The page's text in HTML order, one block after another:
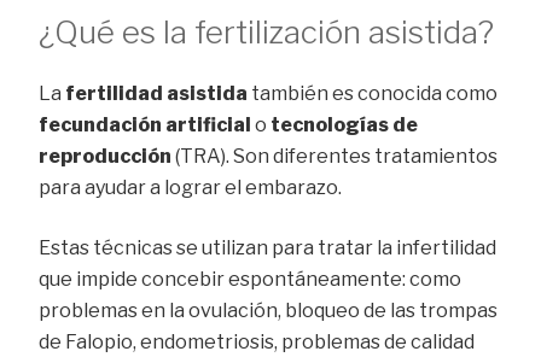
¿Qué es la fertilización asistida?
La fertilidad asistida también es conocida como
fecundación artificial o tecnologías de
reproducción (TRA). Son diferentes tratamientos
para ayudar a lograr el embarazo.
Estas técnicas se utilizan para tratar la infertilidad
que impide concebir espontáneamente: como
problemas en la ovulación, bloqueo de las trompas
de Falopio, endometriosis, problemas de calidad